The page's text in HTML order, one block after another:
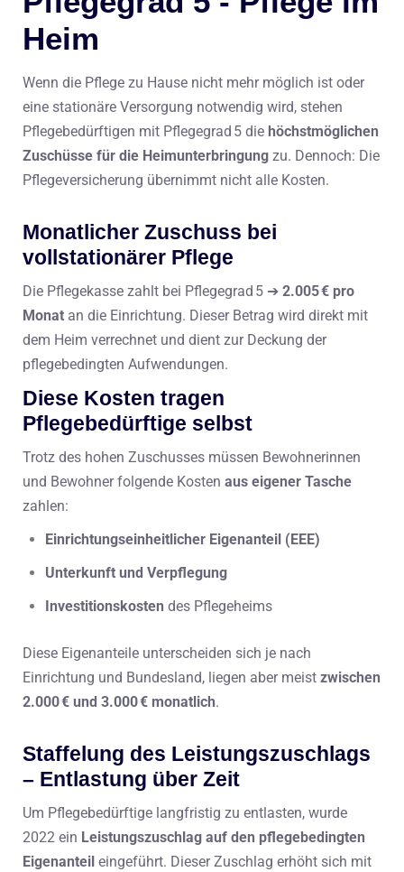
Heim
Wenn die Pflege zu Hause nicht mehr möglich ist oder
eine stationäre Versorgung notwendig wird, stehen
Pflegebedürftigen mit Pflegegrad 5 die höchstmöglichen
Zuschüsse für die Heimunterbringung zu. Dennoch: Die
Pflegeversicherung übernimmt nicht alle Kosten.
Monatlicher Zuschuss bei
vollstationärer Pflege
Die Pflegekasse zahlt bei Pflegegrad 5 ➔ 2.005 € pro
Monat an die Einrichtung. Dieser Betrag wird direkt mit
dem Heim verrechnet und dient zur Deckung der
pflegebedingten Aufwendungen.
Diese Kosten tragen
Pflegebedürftige selbst
Trotz des hohen Zuschusses müssen Bewohnerinnen
und Bewohner folgende Kosten aus eigener Tasche
zahlen:
Einrichtungseinheitlicher Eigenanteil (EEE)
Unterkunft und Verpflegung
Investitionskosten des Pflegeheims
Diese Eigenanteile unterscheiden sich je nach
Einrichtung und Bundesland, liegen aber meist zwischen
2.000 € und 3.000 € monatlich.
Staffelung des Leistungszuschlags
– Entlastung über Zeit
Um Pflegebedürftige langfristig zu entlasten, wurde
2022 ein Leistungszuschlag auf den pflegebedingten
Eigenanteil eingeführt. Dieser Zuschlag erhöht sich mit